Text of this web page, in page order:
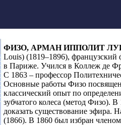
ФИЗО, АРМАН ИППОЛИТ
Louis) (1819–1896), французский
в Париже. Учился в Коллеж де
С 1863 – профессор
Основные работы Физо
классический опыт по
зубчатого колеса (метод Физо).
доказать существование эфира.
(1866). В 1860 был избран